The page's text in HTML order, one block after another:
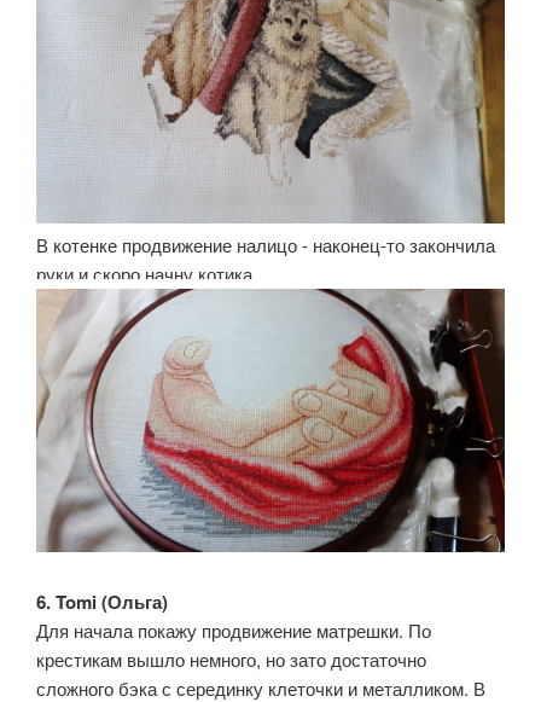
В котенке продвижение налицо - наконец-то закончила
руки и скоро начну котика.
6. Tomi (Ольга)
Для начала покажу продвижение матрешки. По
крестикам вышло немного, но зато достаточно
сложного бэка с серединку клеточки и металликом. В